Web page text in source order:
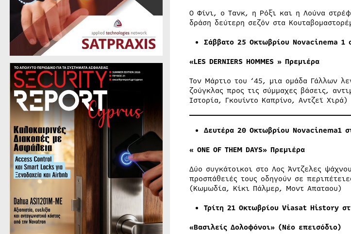
Ο Φίνι, ο Τανκ, η Ρόξι και η Λούνα
δράση δεύτερη σεζόν στα
Σάββατο 25 Οκτωβρίου Νovacinema 1
«LES DERNIERS HOMMES » Πρεμιέρα
Τον Μάρτιο του ‘45, μια ομάδα Γάλλων
ζούγκλας προς τις σύμμαχες βάσεις,
Ιστορία, Γκουίντο Καπρίνο, Αντζεϊ Χιρά)
Δευτέρα 20 Οκτωβρίου Νovacinema1
« ONE OF THEM DAYS» Πρεμιέρα
Δύο συγκάτοικοι στο Λος Άντζελες
προσπάθειές τους οδηγούν σε
(Κωμωδία, Κίκι Πάλμερ, Μοντ Απαταου)
Τρίτη 21 Οκτωβρίου Viasat History
«Βασιλείς Δολοφόνοι» (Νέο επεισόδιο)